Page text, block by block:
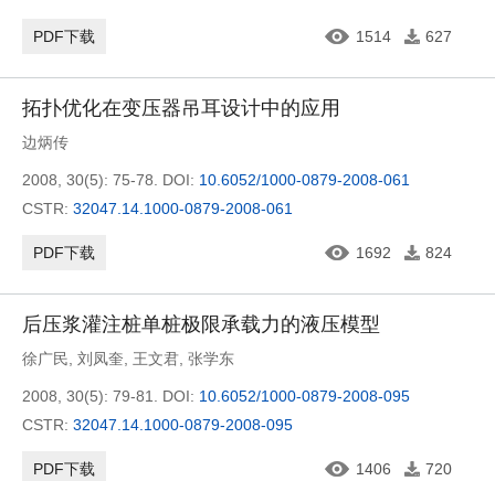
PDF下载 1514 627
拓扑优化在变压器吊耳设计中的应用
边炳传
2008, 30(5): 75-78. DOI: 10.6052/1000-0879-2008-061
CSTR: 32047.14.1000-0879-2008-061
PDF下载 1692 824
后压浆灌注桩单桩极限承载力的液压模型
徐广民 刘凤奎 王文君 张学东
2008, 30(5): 79-81. DOI: 10.6052/1000-0879-2008-095
CSTR: 32047.14.1000-0879-2008-095
PDF下载 1406 720